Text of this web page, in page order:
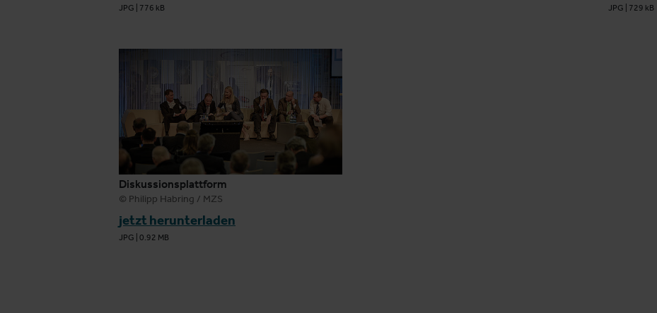
JPG 776 kB JPG 729 kB
Diskussionsplattform
© Philipp Habring / MZS
jetzt herunterladen
JPG 0.92 MB